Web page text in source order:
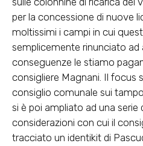
per la concessione di nuove
moltissimi i campi in cui
semplicemente rinunciato ad
conseguenze le stiamo
consigliere Magnani. Il focus
consiglio comunale sui
si è poi ampliato ad una serie
considerazioni con cui il
tracciato un identikit di